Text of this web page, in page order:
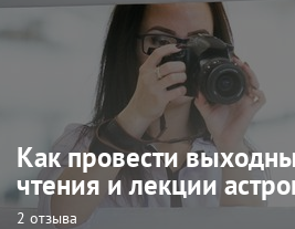
Как провести
чтения и лекции
2 отзыва